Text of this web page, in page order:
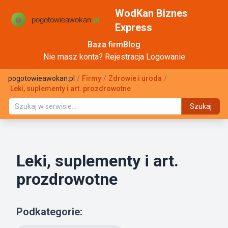
WodKan Biznes
Express
Baza firmBlog
Nie masz konta? Rejestracja Logowanie
pogotowieawokan.pl / Firmy / Zdrowie i uroda /
Leki, suplementy i art. prozdrowotne
Szukaj
Leki, suplementy i art.
prozdrowotne
Podkategorie: